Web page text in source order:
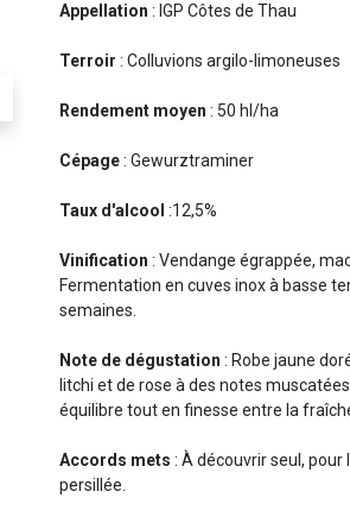
Appellation : IGP Côtes de Thau
Terroir : Colluvions argilo-limoneuses
Rendement moyen : 50 hl/ha
Cépage: Gewurztraminer
Taux d'alcool :12,5%
Vinification : Vendange égrappée,
Fermentation en cuves inox à basse
semaines.
Note de dégustation : Robe jaune
litchi et de rose à des notes
équilibre tout en finesse entre la
Accords mets : À découvrir seul,
persillée.